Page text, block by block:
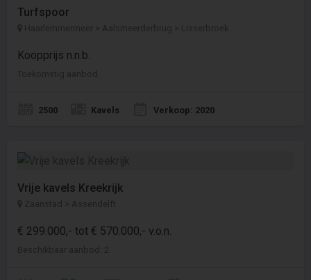
Turfspoor
Haarlemmermeer > Aalsmeerderbrug > Lisserbroek
Koopprijs n.n.b.
Toekomstig aanbod
2500 Kavels Verkoop: 2020
Vrije kavels Kreekrijk
Zaanstad > Assendelft
€ 299.000,- tot € 570.000,- v.o.n.
Beschikbaar aanbod: 2